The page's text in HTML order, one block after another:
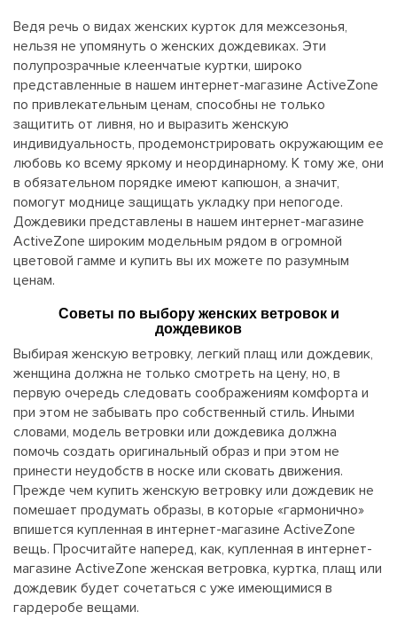
Ведя речь о видах женских курток для межсезонья,
нельзя не упомянуть о женских дождевиках. Эти
полупрозрачные клеенчатые куртки, широко
представленные в нашем интернет-магазине ActiveZone
по привлекательным ценам, способны не только
защитить от ливня, но и выразить женскую
индивидуальность, продемонстрировать окружающим ее
любовь ко всему яркому и неординарному. К тому же, они
в обязательном порядке имеют капюшон, а значит,
помогут моднице защищать укладку при непогоде.
Дождевики представлены в нашем интернет-магазине
ActiveZone широким модельным рядом в огромной
цветовой гамме и купить вы их можете по разумным
ценам.
Советы по выбору женских ветровок и
дождевиков
Выбирая женскую ветровку, легкий плащ или дождевик,
женщина должна не только смотреть на цену, но, в
первую очередь следовать соображениям комфорта и
при этом не забывать про собственный стиль. Иными
словами, модель ветровки или дождевика должна
помочь создать оригинальный образ и при этом не
принести неудобств в носке или сковать движения.
Прежде чем купить женскую ветровку или дождевик не
помешает продумать образы, в которые «гармонично»
впишется купленная в интернет-магазине ActiveZone
вещь. Просчитайте наперед, как, купленная в интернет-
магазине ActiveZone женская ветровка, куртка, плащ или
дождевик будет сочетаться с уже имеющимися в
гардеробе вещами.